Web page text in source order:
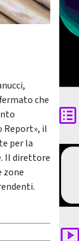
che
Report», il
per la
Il direttore
zone